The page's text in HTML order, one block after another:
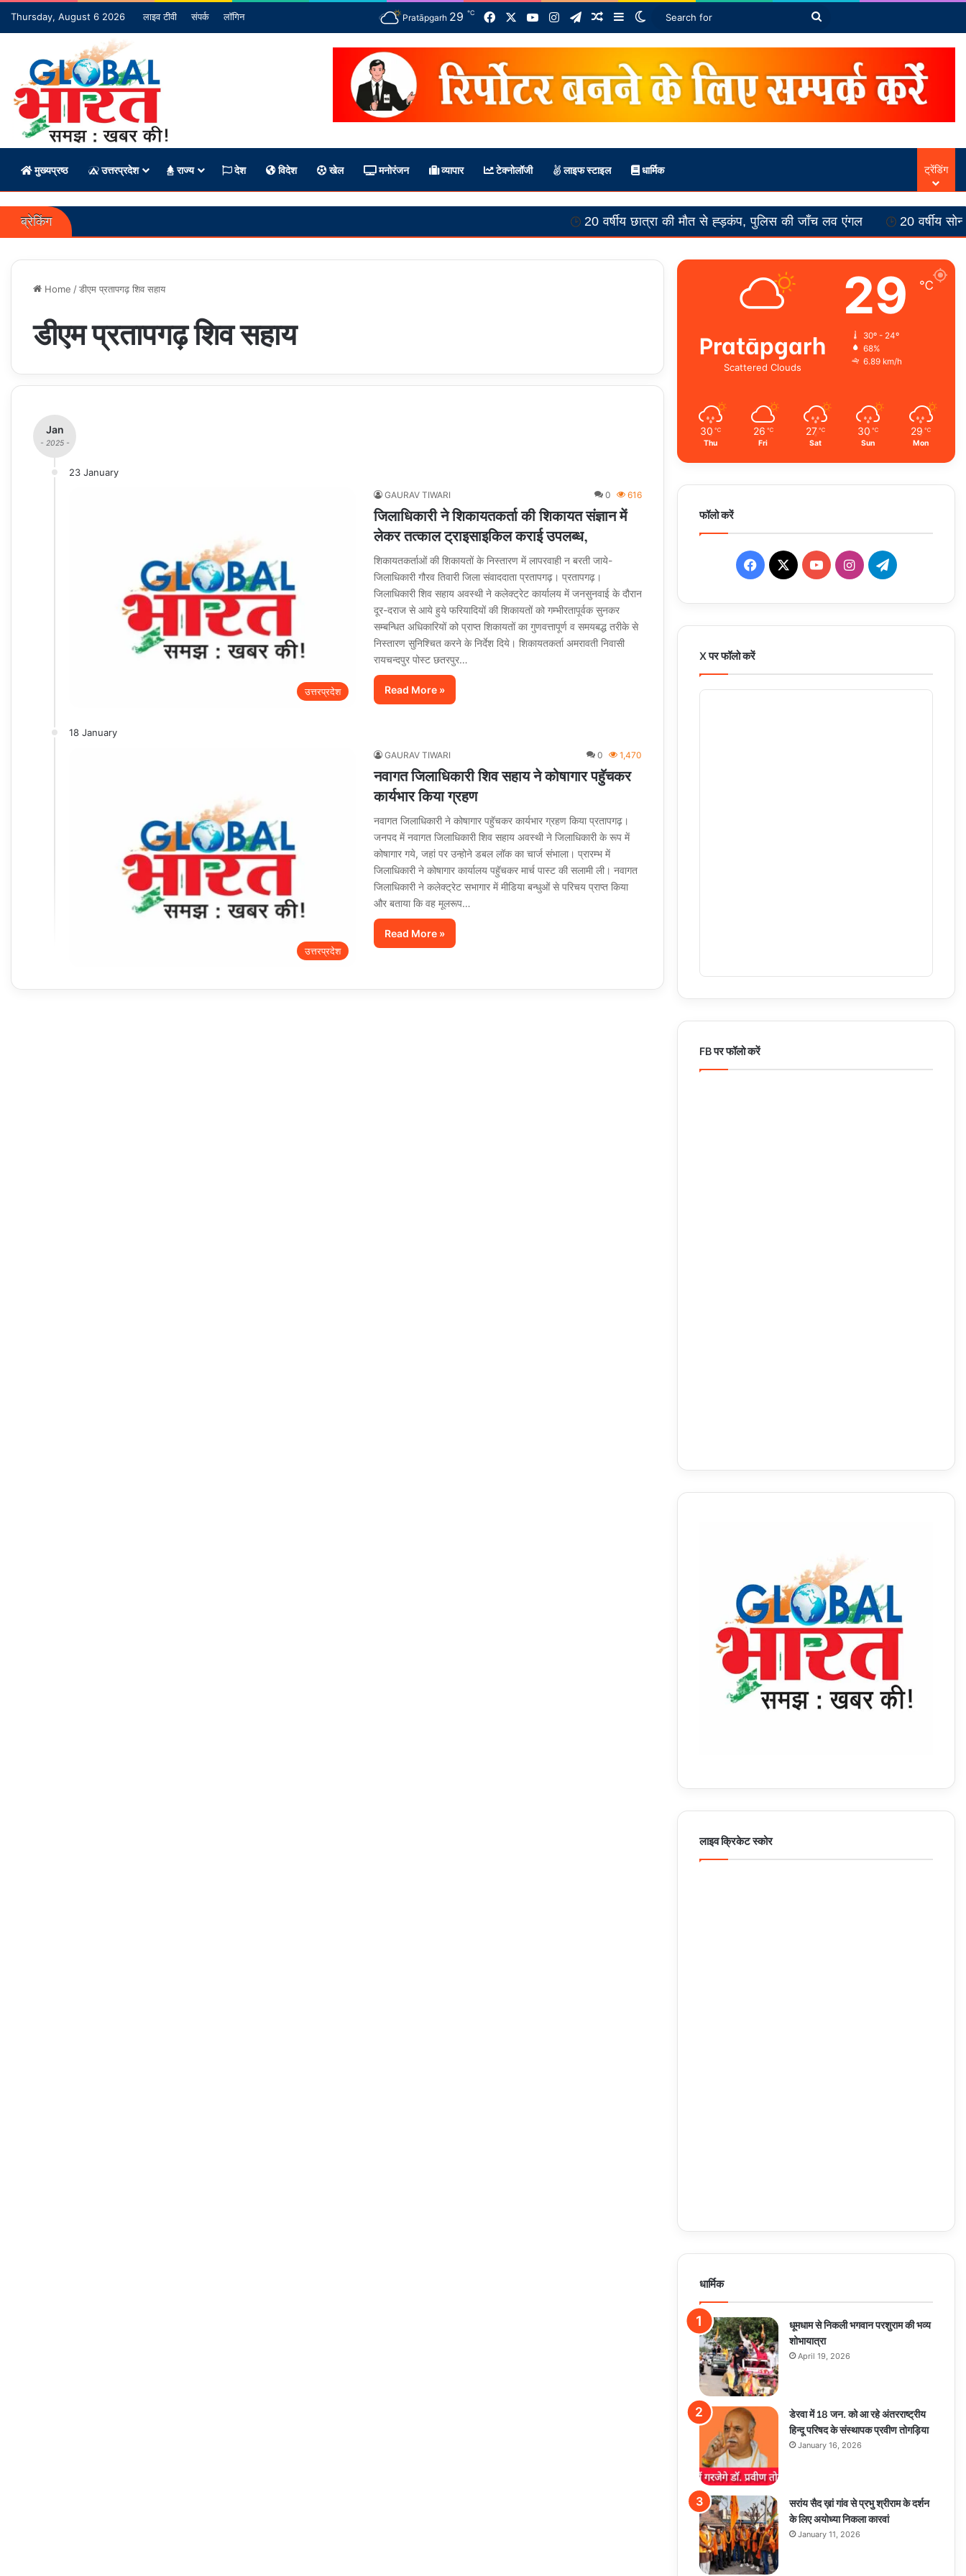
Thursday, August 6 2026 लाइव टीवी संपर्क लॉगिन Pratāpgarh 29 ℃ FacebookYouTubeInstagram
TelegramRandom Article
SidebarSwitch skin
Search
मुख्यप्रष्ठ उत्तरप्रदेश राज्य देश विदेश खेल मनोरंजन व्यापार टेक्नोलॉजी लाइफ स्टाइल धार्मिक ट्रेंडिंग
ब्रेकिंग 20 वर्षीय छात्रा की मौत से ह्ड़कंप, पुलिस की जाँच लव एंगल 20 वर्षीय सोनम की मौत से
Home /डीएम प्रतापगढ़ शिव सहाय
डीएम प्रतापगढ़ शिव सहाय
Jan
- 2025 -
23 January
उत्तरप्रदेश
GAURAV TIWARI 0 616
जिलाधिकारी ने शिकायतकर्ता की शिकायत संज्ञान में
लेकर तत्काल ट्राइसाइकिल कराई उपलब्ध,
शिकायतकर्ताओं की शिकायतों के निस्तारण में लापरवाही न बरती जाये-
जिलाधिकारी गौरव तिवारी जिला संवाददाता प्रतापगढ़। प्रतापगढ़।
जिलाधिकारी शिव सहाय अवस्थी ने कलेक्ट्रेट कार्यालय में जनसुनवाई के दौरान
दूर-दराज से आये हुये फरियादियों की शिकायतों को गम्भीरतापूर्वक सुनकर
सम्बन्धित अधिकारियों को प्राप्त शिकायतों का गुणवत्तापूर्ण व समयबद्ध तरीके से
निस्तारण सुनिश्चित करने के निर्देश दिये। शिकायतकर्ता अमरावती निवासी
रायचन्दपुर पोस्ट छतरपुर…
Read More »
18 January
उत्तरप्रदेश
GAURAV TIWARI 0 1,470
नवागत जिलाधिकारी शिव सहाय ने कोषागार पहुॅचकर
कार्यभार किया ग्रहण
नवागत जिलाधिकारी ने कोषागार पहुॅचकर कार्यभार ग्रहण किया प्रतापगढ़।
जनपद में नवागत जिलाधिकारी शिव सहाय अवस्थी ने जिलाधिकारी के रूप में
कोषागार गये, जहां पर उन्होने डबल लॉक का चार्ज संभाला। प्रारम्भ में
जिलाधिकारी ने कोषागार कार्यालय पहुॅचकर मार्च पास्ट की सलामी ली। नवागत
जिलाधिकारी ने कलेक्ट्रेट सभागार में मीडिया बन्धुओं से परिचय प्राप्त किया
और बताया कि वह मूलरूप…
Read More »
Pratāpgarh
Scattered Clouds
29 ℃
30º - 24º
68%
6.89 km/h
30 ℃
Thu
26 ℃
Fri
27 ℃
Sat
30 ℃
Sun
29 ℃
Mon
फॉलो करें
Facebook
X YouTubeInstagramTelegram
X पर फॉलो करें
FB पर फॉलो करें
लाइव क्रिकेट स्कोर
धार्मिक
धूमधाम से निकली भगवान परशुराम की भव्य
शोभायात्रा
April 19, 2026
डेरवा में 18 जन. को आ रहे अंतरराष्ट्रीय
हिन्दू परिषद के संस्थापक प्रवीण तोगड़िया
January 16, 2026
सरांय सैद ख़ां गांव से प्रभु श्रीराम के दर्शन
के लिए अयोध्या निकला कारवां
January 11, 2026